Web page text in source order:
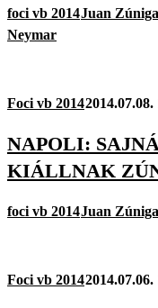
foci vb 2014Juan Zúniga
Neymar
Foci vb 20142014.07.08.
NAPOLI:
KIÁLLNAK
foci vb 2014Juan Zúniga
Foci vb 20142014.07.06.